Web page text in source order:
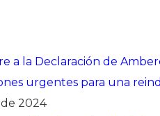
a la Declaración de
urgentes para una
2024